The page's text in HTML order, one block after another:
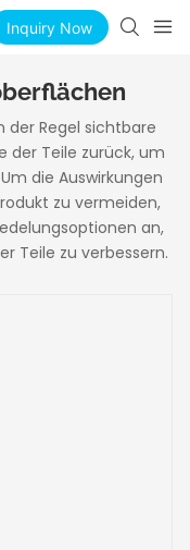
Inquiry Now
der Regel sichtbare
der Teile zurück, um
die Auswirkungen
zu vermeiden,
an,
Teile zu verbessern.